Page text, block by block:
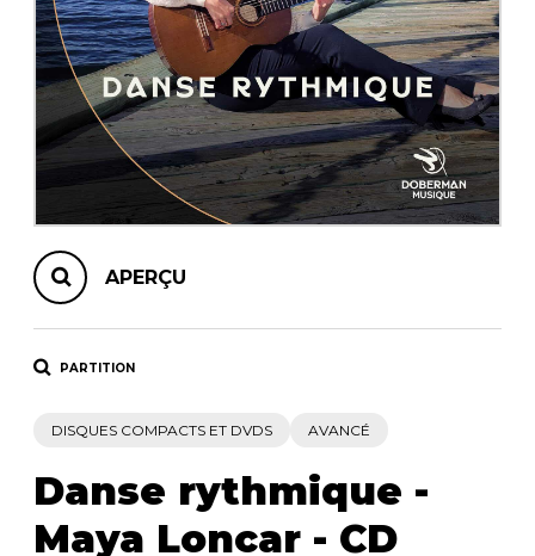
AUTRES PRODUITS
APERÇU
PARTITION
DISQUES COMPACTS ET DVDS AVANCÉ
Danse rythmique -
Maya Loncar - CD